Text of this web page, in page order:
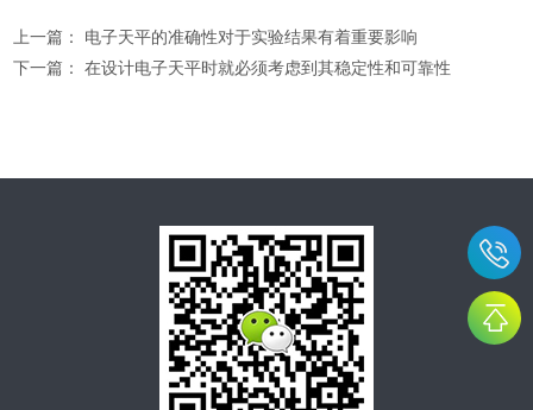
上一篇： 电子天平的准确性对于实验结果有着重要影响
下一篇：在设计电子天平时就必须考虑到其稳定性和可靠性